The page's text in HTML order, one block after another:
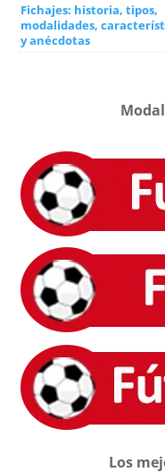
Fichajes: historia, tipos,
modalidades,
y anécdotas
Los